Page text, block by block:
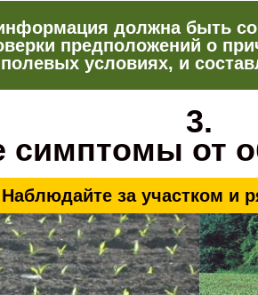
должна быть
предположений о
полевых условиях, и
3.
от
Наблюдайте за участком и